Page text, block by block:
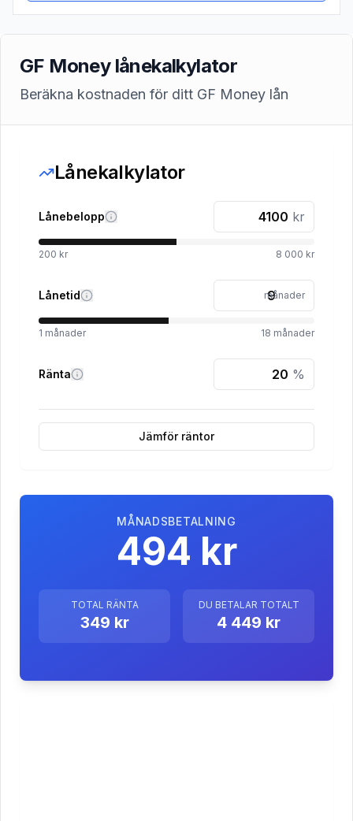
GF Money lånekalkylator
Beräkna kostnaden för ditt GF Money lån
Lånekalkylator
Lånebelopp kr
200 kr 8 000 kr
Lånetid månader
1 månader 18 månader
Ränta %
Jämför räntor
MÅNADSBETALNING
494 kr
TOTAL RÄNTA
349 kr
DU BETALAR TOTALT
4 449 kr